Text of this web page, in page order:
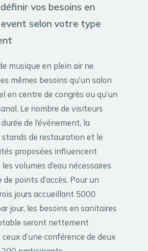
vos besoins en
selon votre type
musique en plein air ne
mêmes besoins qu’un salon
en centre de congrès ou qu’un
Le nombre de visiteurs
de l’événement, la
stands de restauration et le
proposées influencent
volumes d’eau nécessaires
points d’accès. Pour un
jours accueillant 5000
jour, les besoins en sanitaires
seront nettement
d’une conférence de deux